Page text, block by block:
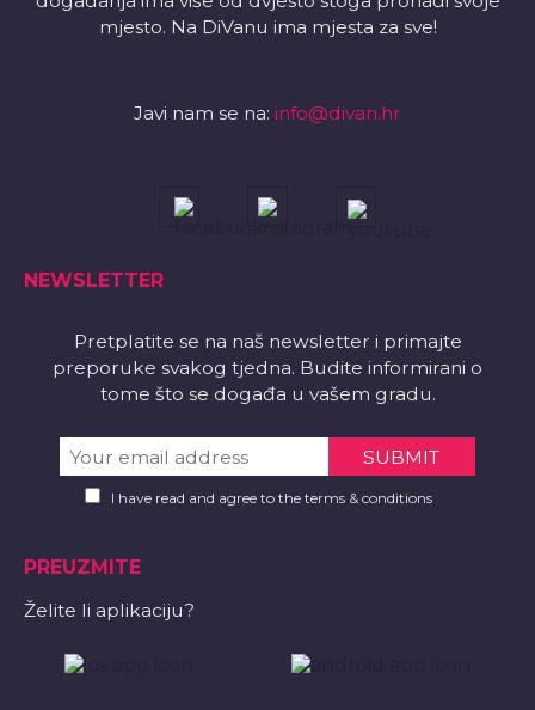
mjesto. Na DiVanu ima mjesta za sve!
Javi nam se na: info@divan.hr
NEWSLETTER
Pretplatite se na naš newsletter i primajte
preporuke svakog tjedna. Budite informirani o
tome što se događa u vašem gradu.
I have read and agree to the terms & conditions
PREUZMITE
Želite li aplikaciju?